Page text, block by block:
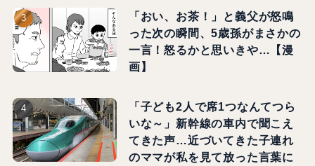
「おい、お茶！」と義父が怒鳴
った次の瞬間、5歳孫がまさかの
一言！怒るかと思いきや…【漫
画】
「子ども2人で席1つなんてつら
いな～」新幹線の車内で聞こえ
てきた声…近づいてきた子連れ
のママが私を見て放った言葉に